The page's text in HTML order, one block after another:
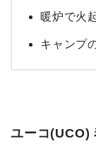
暖炉で火
キャンプ